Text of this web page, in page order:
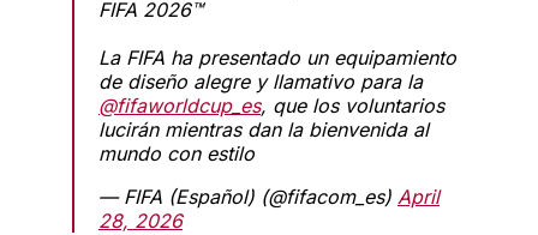
FIFA 2026™
La FIFA ha presentado un equipamiento
de diseño alegre y llamativo para la
@fifaworldcup_es, que los voluntarios
lucirán mientras dan la bienvenida al
mundo con estilo
— FIFA (Español) (@fifacom_es) April
28, 2026